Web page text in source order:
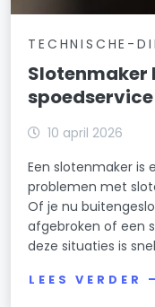
TECHNISCHE-
Slotenmaker
10 april 2026
Een slotenmaker is
problemen met
Of je nu
afgebroken of een
deze situaties is
LEES VERDER